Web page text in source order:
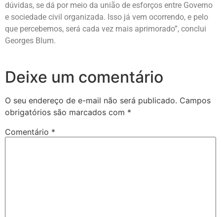
dúvidas, se dá por meio da união de esforços entre Governo
e sociedade civil organizada. Isso já vem ocorrendo, e pelo
que percebemos, será cada vez mais aprimorado”, conclui
Georges Blum.
Deixe um comentário
O seu endereço de e-mail não será publicado. Campos
obrigatórios são marcados com *
Comentário *